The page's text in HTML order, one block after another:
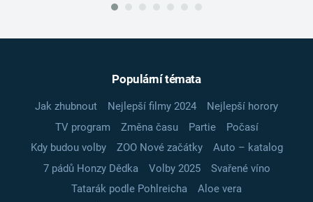
Populární témata
Jak zhubnout Nejlepší filmy 2024
Nejlepší horory
TV program
Změna času Partie
Počasí
Kdy budou volby
ZOO Nové začátky
Auto – katalog
7 pádů Honzy Dědka
Volby 2025
Svařené víno
Tatarák podle Pohlreicha
Aloe vera